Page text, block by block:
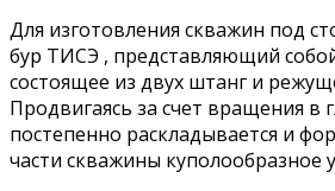
Для изготовления скважин под
бур ТИСЭ , представляющий
состоящее из двух штанг и
Продвигаясь за счет вращения в
постепенно раскладывается и
части скважины куполообразное